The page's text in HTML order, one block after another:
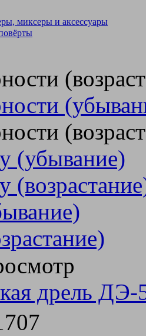
миксеры и аксессуары
(убывание)
дрель